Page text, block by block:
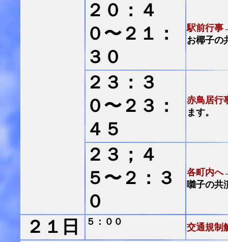
２０：４
０〜２１：
３０
駅前行事
お椰子の
２３：３
０〜２３：
４５
赤鳥居行
ます。
２３；４
５〜２：３
０
各町内へ
囃子の共
２１日 ５：００
交通規制